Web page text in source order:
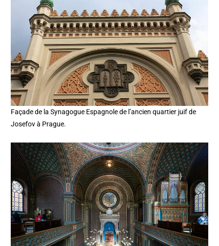
Façade de la Synagogue Espagnole de l’ancien quartier juif de
Josefov à Prague.